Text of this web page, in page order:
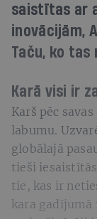
saistītas ar
inovācijām,
Taču, ko tas
Karā visi ir
Karš pēc
labumu.
globālajā
tieši
tie, kas ir
kara